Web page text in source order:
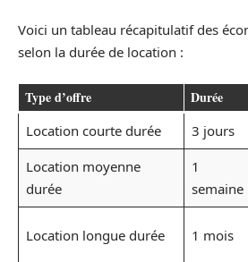
Voici un tableau récapitulatif des
selon la durée de location :
Type d’offre Durée
Location courte durée 3 jours
Location moyenne
durée
1
semaine
Location longue durée 1 mois